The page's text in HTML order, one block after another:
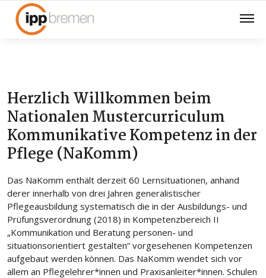
Herzlich Willkommen beim
Nationalen Mustercurriculum
Kommunikative Kompetenz in der
Pflege (NaKomm)
Das NaKomm enthält derzeit 60 Lernsituationen, anhand
derer innerhalb von drei Jahren generalistischer
Pflegeausbildung systematisch die in der Ausbildungs- und
Prüfungsverordnung (2018) in Kompetenzbereich II
„Kommunikation und Beratung personen- und
situationsorientiert gestalten“ vorgesehenen Kompetenzen
aufgebaut werden können. Das NaKomm wendet sich vor
allem an Pflegelehrer*innen und Praxisanleiter*innen. Schulen